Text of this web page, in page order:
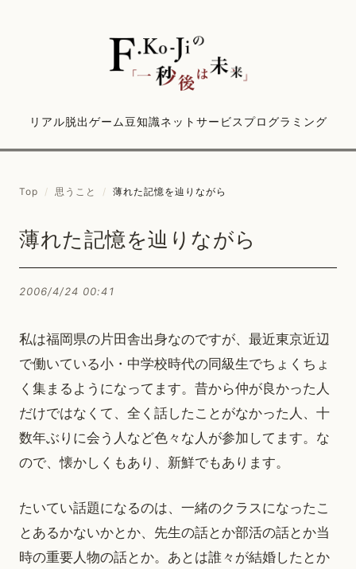
リアル脱出ゲーム豆知識ネットサービス プログラミング
Top / 思うこと / 薄れた記憶を辿りながら
薄れた記憶を辿りながら
2006/4/24 00:41
私は福岡県の片田舎出身なのですが、最近東京近辺
で働いている小・中学校時代の同級生でちょくちょ
く集まるようになってます。昔から仲が良かった人
だけではなくて、全く話したことがなかった人、十
数年ぶりに会う人など色々な人が参加してます。な
ので、懐かしくもあり、新鮮でもあります。
たいてい話題になるのは、一緒のクラスになったこ
とあるかないかとか、先生の話とか部活の話とか当
時の重要人物の話とか。あとは誰々が結婚したとか